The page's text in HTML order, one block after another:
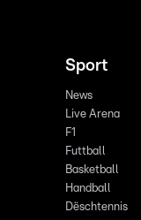
Sport
News
Live Arena
F1
Futtball
Basketball
Handball
Dëschtennis